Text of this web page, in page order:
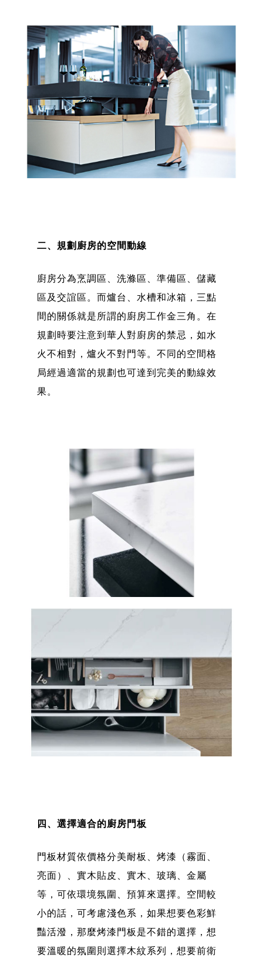
二、規劃廚房的空間動線
廚房分為烹調區、洗滌區、準備區、儲藏
區及交誼區。而爐台、水槽和冰箱，三點
間的關係就是所謂的廚房工作金三角。在
規劃時要注意到華人對廚房的禁忌，如水
火不相對，爐火不對門等。不同的空間格
局經過適當的規劃也可達到完美的動線效
果。
四、選擇適合的廚房門板
門板材質依價格分美耐板、烤漆（霧面、
亮面）、實木貼皮、實木、玻璃、金屬
等，可依環境氛圍、預算來選擇。空間較
小的話，可考慮淺色系，如果想要色彩鮮
豔活潑，那麼烤漆門板是不錯的選擇，想
要溫暖的氛圍則選擇木紋系列，想要前衛